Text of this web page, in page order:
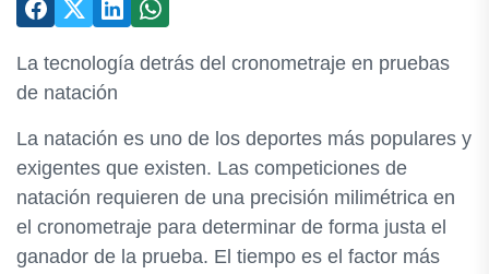
La tecnología detrás del cronometraje en pruebas
de natación
La natación es uno de los deportes más populares y
exigentes que existen. Las competiciones de
natación requieren de una precisión milimétrica en
el cronometraje para determinar de forma justa el
ganador de la prueba. El tiempo es el factor más